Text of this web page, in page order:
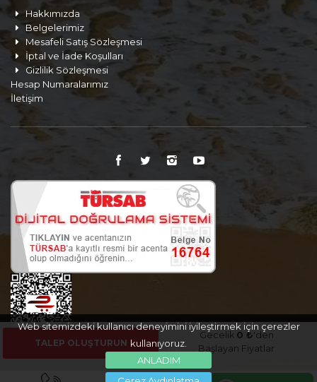
Hakkımızda
Belgelerimiz
Mesafeli Satış Sözleşmesi
İptal ve İade Koşulları
Gizlilik Sözleşmesi
Hesap Numaralarımız
İletişim
Web sitemizdeki kullanıcı deneyimini iyileştirmek için çerezler
kullanıyoruz.
ANLADIM
TALEP OLUŞTURUN
Gecelik 0 ₺'den
Başlayan Fiyatlar